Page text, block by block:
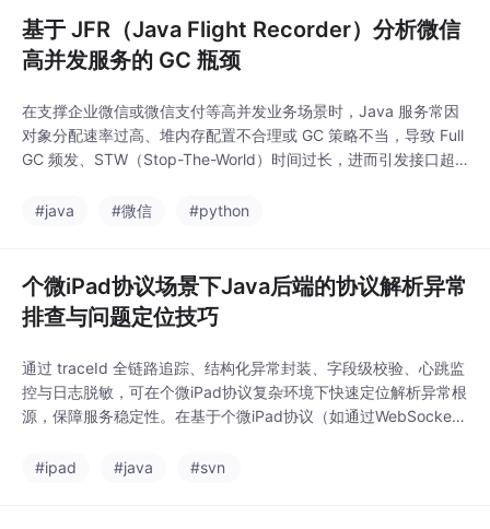
基于 JFR（Java Flight Recorder）分析微信
高并发服务的 GC 瓶颈
在支撑企业微信或微信支付等高并发业务场景时，Java 服务常因
对象分配速率过高、堆内存配置不合理或 GC 策略不当，导致 Full
GC 频发、STW（Stop-The-World）时间过长，进而引发接口超
开销诊断工具，可精准捕获 GC 事件、堆内存分配及线程行为。本
#java #微信 #python
个微iPad协议场景下Java后端的协议解析异常
排查与问题定位技巧
通过 traceId 全链路追踪、结构化异常封装、字段级校验、心跳监
控与日志脱敏，可在个微iPad协议复杂环境下快速定位解析异常根
源，保障服务稳定性。在基于个微iPad协议（如通过WebSocket
制或JSON格式的协议包。由于协议非公开且版本迭代频繁，精准
#ipad #java #svn